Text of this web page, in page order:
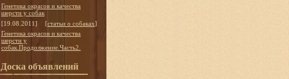
Генетика окрасов и качества
шерсти у собак
[19.08.2011]
[статьи о собаках]
Генетика окрасов и качества
шерсти у
собак.Продолжение.Часть2.
Доска объявлений